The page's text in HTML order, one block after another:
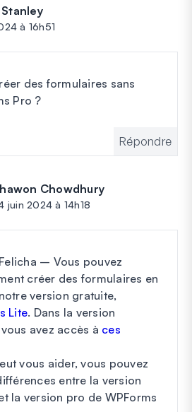
dit :
à 16h51
des formulaires sans
Pro ?
Répondre
Chowdhury
juin 2024 à 14h18
– Vous pouvez
créer des formulaires en
version gratuite,
Lite. Dans la version
avez accès à ces
vous aider, vous pouvez
entre la version
la version pro de WPForms